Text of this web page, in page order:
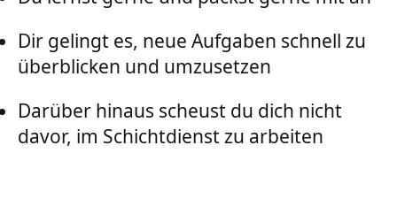
Dir gelingt es, neue Aufgaben schnell zu
überblicken und umzusetzen
Darüber hinaus scheust du dich nicht
davor, im Schichtdienst zu arbeiten